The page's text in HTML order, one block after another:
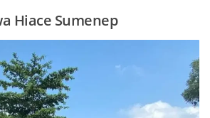
Hiace Sumenep